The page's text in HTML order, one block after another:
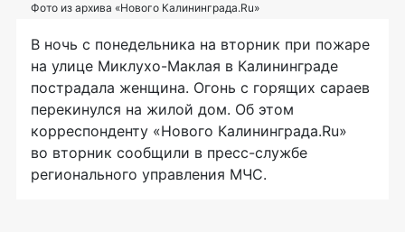
Фото из архива «Нового Калининграда.Ru»
В ночь с понедельника на вторник при пожаре
на улице Миклухо-Маклая в Калининграде
пострадала женщина. Огонь с горящих сараев
перекинулся на жилой дом. Об этом
корреспонденту «Нового Калининграда.Ru»
во вторник сообщили в пресс-службе
регионального управления МЧС.